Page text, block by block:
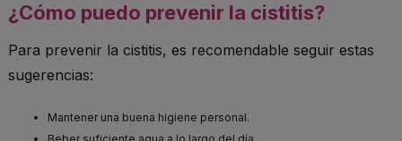
¿Cómo puedo prevenir la cistitis?
Para prevenir la cistitis, es recomendable seguir estas
sugerencias:
Mantener una buena higiene personal.